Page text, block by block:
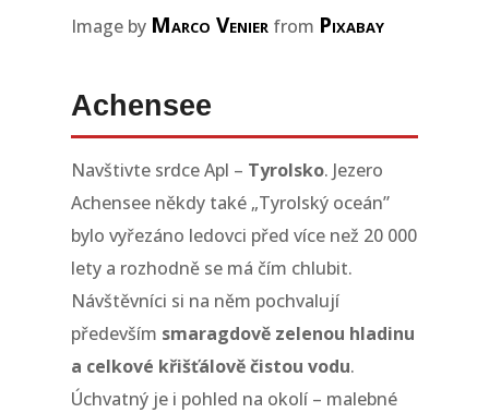
Image by Marco Venierfrom Pixabay
Achensee
Navštivte srdce Apl – Tyrolsko. Jezero
Achensee někdy také „Tyrolský oceán”
bylo vyřezáno ledovci před více než 20 000
lety a rozhodně se má čím chlubit.
Návštěvníci si na něm pochvalují
především smaragdově zelenou hladinu
a celkové křišťálově čistou vodu.
Úchvatný je i pohled na okolí – malebné